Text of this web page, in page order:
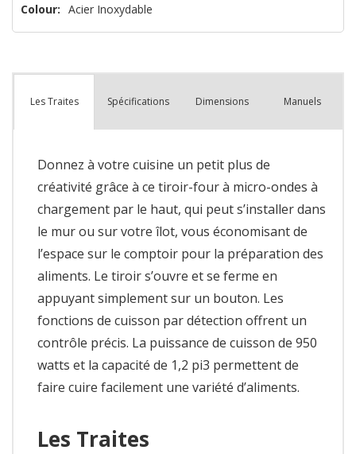
Colour: Acier Inoxydable
Les Traites Spécifications Dimensions Manuels
Donnez à votre cuisine un petit plus de
créativité grâce à ce tiroir-four à micro-ondes à
chargement par le haut, qui peut s’installer dans
le mur ou sur votre îlot, vous économisant de
l’espace sur le comptoir pour la préparation des
aliments. Le tiroir s’ouvre et se ferme en
appuyant simplement sur un bouton. Les
fonctions de cuisson par détection offrent un
contrôle précis. La puissance de cuisson de 950
watts et la capacité de 1,2 pi3 permettent de
faire cuire facilement une variété d’aliments.
Les Traites